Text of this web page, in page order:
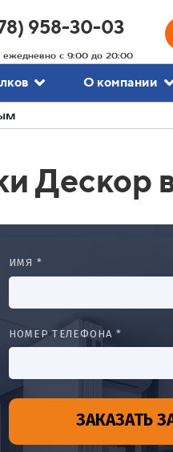
958-30-03
с 9:00 до 20:00
О компании
Дескор
ИМЯ *
НОМЕР ТЕЛЕФОНА *
ЗАКАЗАТЬ